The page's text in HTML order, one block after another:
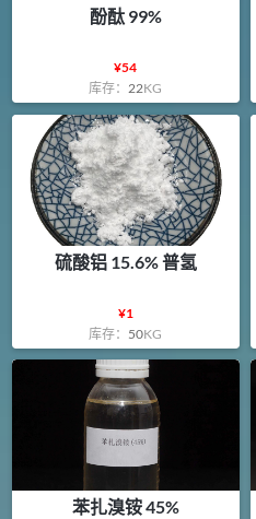
酚酞 99%
¥54
库存： 22KG
硫酸铝 15.6% 普氢
¥1
库存： 50KG
苯扎溴铵 45%